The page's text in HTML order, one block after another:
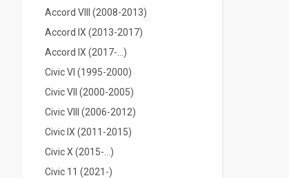
Accord VIII (2008-2013)
Accord IX (2013-2017)
Accord IX (2017-...)
Civic VI (1995-2000)
Civic VII (2000-2005)
Civic VIII (2006-2012)
Civic IX (2011-2015)
Civic X (2015-...)
Civic 11 (2021-)